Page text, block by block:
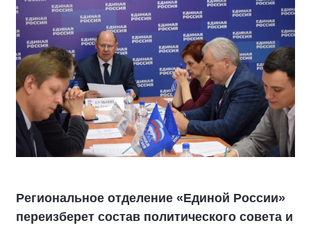
Региональное отделение «Единой России»
переизберет состав политического совета и